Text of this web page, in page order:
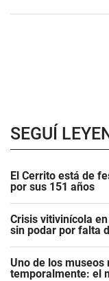
SEGUÍ
El Cerrito está de
por sus 151 años
Crisis vitivinícola
sin podar por falta
Uno de los
temporalmente: el